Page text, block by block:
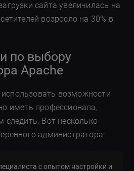
сайта увеличилась на
возросло на 30% в
по выбору
Apache
возможности
иметь профессионала,
следить. Вот несколько
администратора:
с опытом настройки и